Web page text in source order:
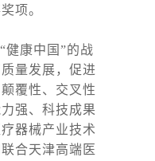
项。
健康中国”的战
量发展，促进
覆性、交叉性
强、科技成果
器械产业技术
合天津高端医